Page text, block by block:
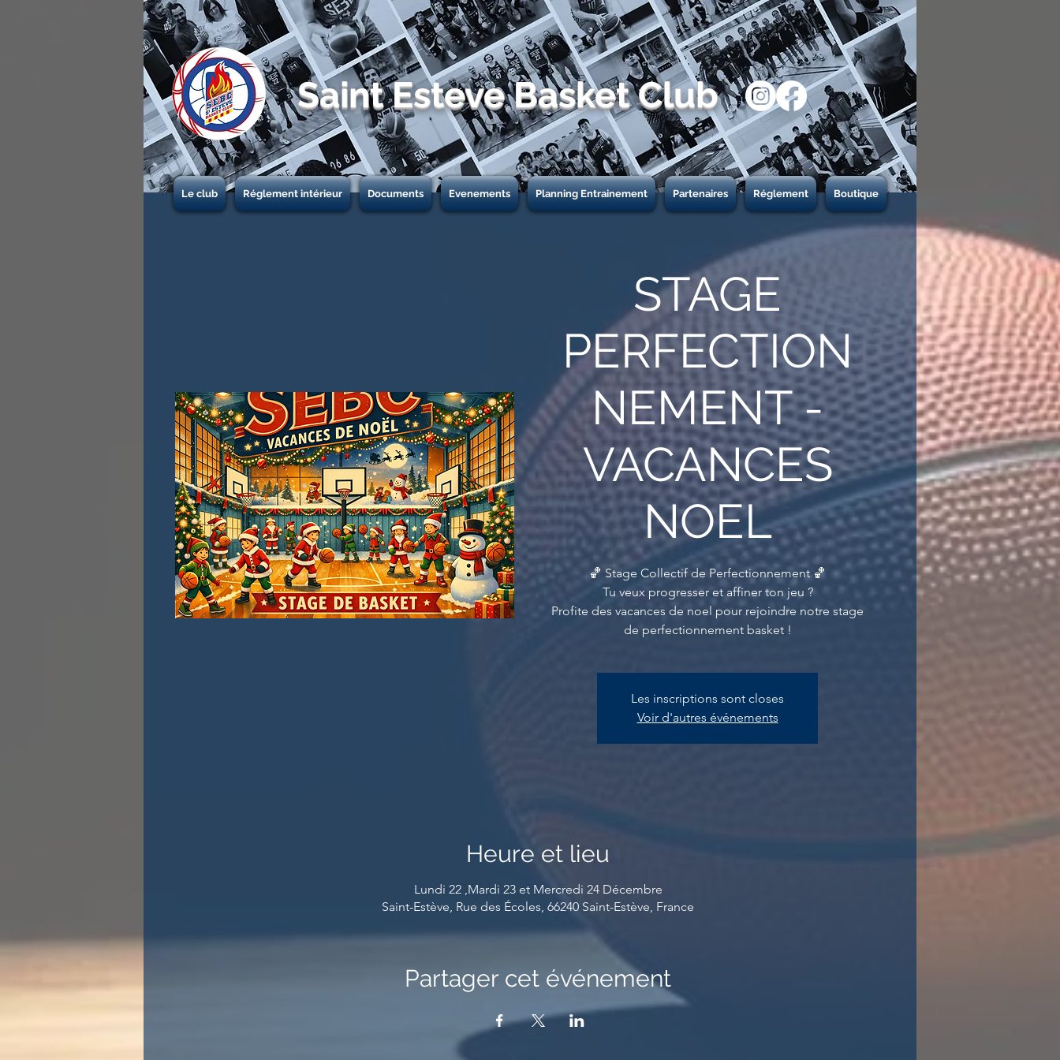
Saint Esteve Basket Club
Le club Réglement intérieur Documents Evenements Planning Entrainement Partenaires Réglement Boutique
STAGE
PERFECTION
NEMENT -
VACANCES
NOEL
🏀 Stage Collectif de Perfectionnement 🏀
Tu veux progresser et affiner ton jeu ?
Profite des vacances de noel pour rejoindre notre stage
de perfectionnement basket !
Les inscriptions sont closes
Voir d'autres événements
Heure et lieu
Lundi 22 ,Mardi 23 et Mercredi 24 Décembre
Saint-Estève, Rue des Écoles, 66240 Saint-Estève, France
Partager cet événement